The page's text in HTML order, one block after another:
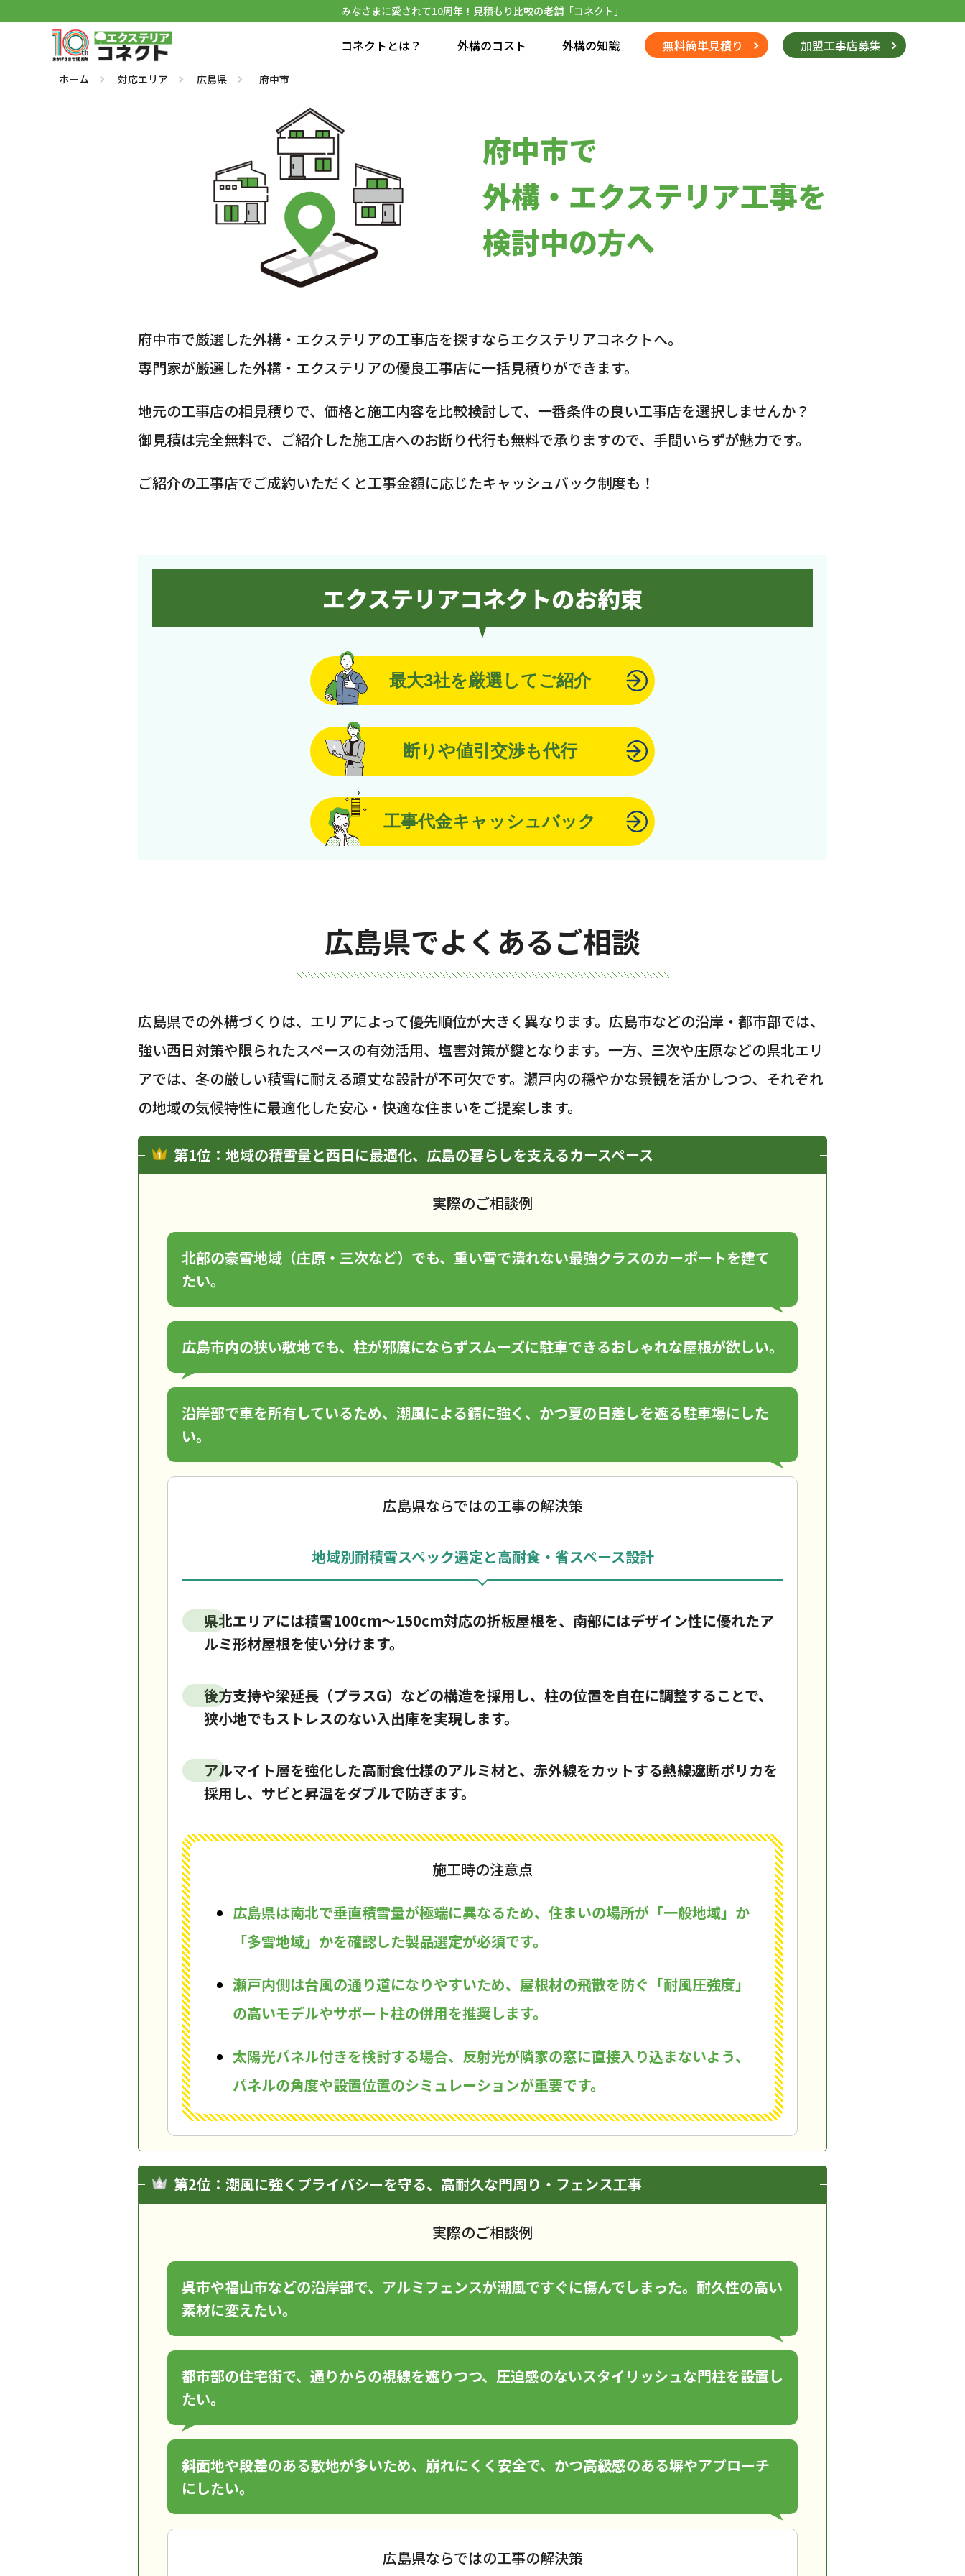
みなさまに愛されて10周年！見積もり比較の老舗「コネクト」
コネクトとは？ 外構のコスト 外構の知識 無料簡単見積り 加盟工事店募集
ホーム 対応エリア 広島県 府中市
府中市で
外構・エクステリア工事を
検討中の方へ
府中市で厳選した外構・エクステリアの工事店を探すならエクステリアコネクトへ。
専門家が厳選した外構・エクステリアの優良工事店に一括見積りができます。
地元の工事店の相見積りで、価格と施工内容を比較検討して、一番条件の良い工事店を選択しませんか？
御見積は完全無料で、ご紹介した施工店へのお断り代行も無料で承りますので、手間いらずが魅力です。
ご紹介の工事店でご成約いただくと工事金額に応じたキャッシュバック制度も！
エクステリアコネクトのお約束
最大3社を厳選してご紹介
断りや値引交渉も代行
工事代金キャッシュバック
広島県でよくあるご相談
広島県での外構づくりは、エリアによって優先順位が大きく異なります。広島市などの沿岸・都市部では、
強い西日対策や限られたスペースの有効活用、塩害対策が鍵となります。一方、三次や庄原などの県北エリ
アでは、冬の厳しい積雪に耐える頑丈な設計が不可欠です。瀬戸内の穏やかな景観を活かしつつ、それぞれ
の地域の気候特性に最適化した安心・快適な住まいをご提案します。
第1位：地域の積雪量と西日に最適化、広島の暮らしを支えるカースペース
実際のご相談例
北部の豪雪地域（庄原・三次など）でも、重い雪で潰れない最強クラスのカーポートを建て
たい。
広島市内の狭い敷地でも、柱が邪魔にならずスムーズに駐車できるおしゃれな屋根が欲しい。
沿岸部で車を所有しているため、潮風による錆に強く、かつ夏の日差しを遮る駐車場にした
い。
広島県ならではの工事の解決策
地域別耐積雪スペック選定と高耐食・省スペース設計
県北エリアには積雪100cm〜150cm対応の折板屋根を、南部にはデザイン性に優れたア
ルミ形材屋根を使い分けます。
後方支持や梁延長（プラスG）などの構造を採用し、柱の位置を自在に調整することで、
狭小地でもストレスのない入出庫を実現します。
アルマイト層を強化した高耐食仕様のアルミ材と、赤外線をカットする熱線遮断ポリカを
採用し、サビと昇温をダブルで防ぎます。
施工時の注意点
広島県は南北で垂直積雪量が極端に異なるため、住まいの場所が「一般地域」か
「多雪地域」かを確認した製品選定が必須です。
瀬戸内側は台風の通り道になりやすいため、屋根材の飛散を防ぐ「耐風圧強度」
の高いモデルやサポート柱の併用を推奨します。
太陽光パネル付きを検討する場合、反射光が隣家の窓に直接入り込まないよう、
パネルの角度や設置位置のシミュレーションが重要です。
第2位：潮風に強くプライバシーを守る、高耐久な門周り・フェンス工事
実際のご相談例
呉市や福山市などの沿岸部で、アルミフェンスが潮風ですぐに傷んでしまった。耐久性の高い
素材に変えたい。
都市部の住宅街で、通りからの視線を遮りつつ、圧迫感のないスタイリッシュな門柱を設置し
たい。
斜面地や段差のある敷地が多いため、崩れにくく安全で、かつ高級感のある塀やアプローチ
にしたい。
広島県ならではの工事の解決策